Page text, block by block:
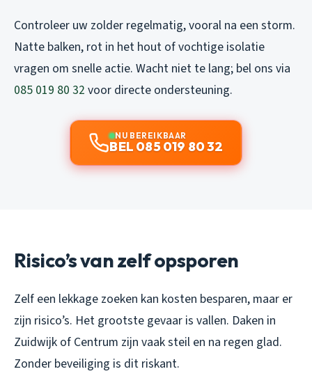
Controleer uw zolder regelmatig, vooral na een storm.
Natte balken, rot in het hout of vochtige isolatie
vragen om snelle actie. Wacht niet te lang; bel ons via
085 019 80 32 voor directe ondersteuning.
NU BEREIKBAAR
BEL 085 019 80 32
Risico’s van zelf opsporen
Zelf een lekkage zoeken kan kosten besparen, maar er
zijn risico’s. Het grootste gevaar is vallen. Daken in
Zuidwijk of Centrum zijn vaak steil en na regen glad.
Zonder beveiliging is dit riskant.